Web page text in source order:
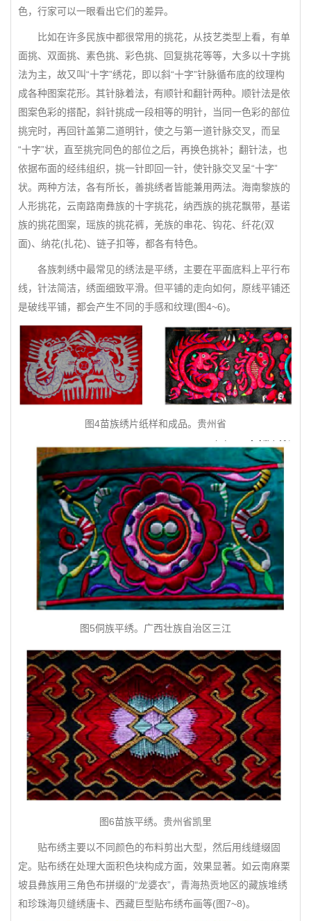
色，行家可以一眼看出它们的差异。
比如在许多民族中都很常用的挑花，从技艺类型上看，有单
面挑、双面挑、素色挑、彩色挑、回复挑花等等，大多以十字挑
法为主，故又叫“十字”绣花，即以斜“十字”针脉循布底的纹理构
成各种图案花形。其针脉着法，有顺针和翻针两种。顺针法是依
图案色彩的搭配，斜针挑成一段相等的明针，当同一色彩的部位
挑完时，再回针盖第二道明针，使之与第一道针脉交叉，而呈
“十字”状，直至挑完同色的部位之后，再换色挑补；翻针法，也
依据布面的经纬组织，挑一针即回一针，使针脉交叉呈“十字”
状。两种方法，各有所长，善挑绣者皆能兼用两法。海南黎族的
人形挑花，云南路南彝族的十字挑花，纳西族的挑花飘带，基诺
族的挑花图案，瑶族的挑花裤，羌族的串花、钩花、纤花(双
面)、纳花(扎花)、链子扣等，都各有特色。
各族刺绣中最常见的绣法是平绣，主要在平面底料上平行布
线，针法简洁，绣面细致平滑。但平铺的走向如何，原线平铺还
是破线平铺，都会产生不同的手感和纹理(图4~6)。
图4苗族绣片纸样和成品。贵州省
图5侗族平绣。广西壮族自治区三江
图6苗族平绣。贵州省凯里
贴布绣主要以不同颜色的布料剪出大型，然后用线缝缀固
定。贴布绣在处理大面积色块构成方面，效果显著。如云南麻栗
坡县彝族用三角色布拼缀的“龙婆衣”，青海热贡地区的藏族堆绣
和珍珠海贝缝绣唐卡、西藏巨型贴布绣布画等(图7~8)。